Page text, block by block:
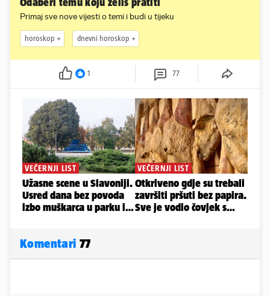
Primaj sve nove vijesti o temi i budi u tijeku
horoskop dnevni horoskop
1 77
Komentari 77